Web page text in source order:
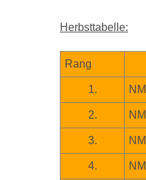
Herbsttabelle:
Rang
1.
2.
3.
4.